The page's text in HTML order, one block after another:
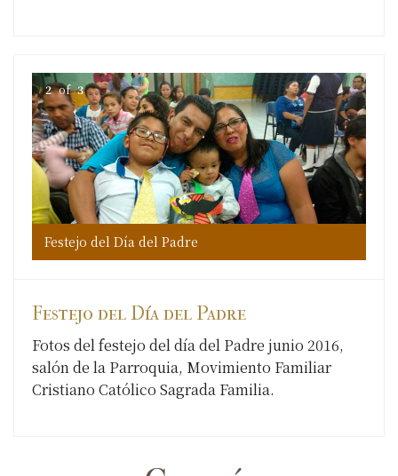
Festejo del Día del Padre
2 of 3
Festejo del Día del Padre
Fotos del festejo del día del Padre junio 2016,
salón de la Parroquia, Movimiento Familiar
Cristiano Católico Sagrada Familia.